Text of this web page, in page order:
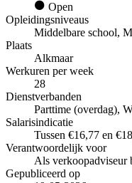
Open
Opleidingsniveaus
Middelbare school,
Plaats
Alkmaar
Werkuren per week
28
Dienstverbanden
Parttime (overdag),
Salarisindicatie
Tussen €16,77 en
Verantwoordelijk voor
Als verkoopadviseur
Gepubliceerd op